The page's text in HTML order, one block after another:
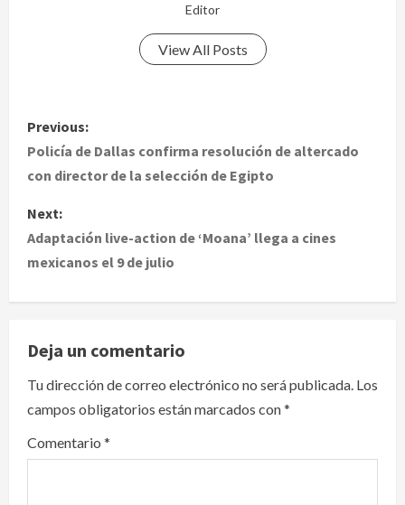
Editor
View All Posts
P
o
t
n
a
v
i
g
a
Previous:
Policía de Dallas confirma resolución de altercado
con director de la selección de Egipto
Next:
Adaptación live-action de ‘Moana’ llega a cines
mexicanos el 9 de julio
Deja un comentario
Tu dirección de correo electrónico no será publicada. Los
campos obligatorios están marcados con*
Comentario *